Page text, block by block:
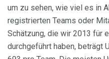
um zu sehen, wie viel es in
registrierten Teams oder
Schätzung, die wir 2013 für
durchgeführt haben, beträgt